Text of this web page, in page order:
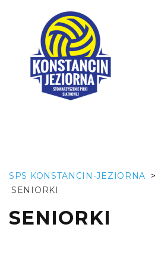
SPS KONSTANCIN-JEZIORNA >
SENIORKI
SENIORKI